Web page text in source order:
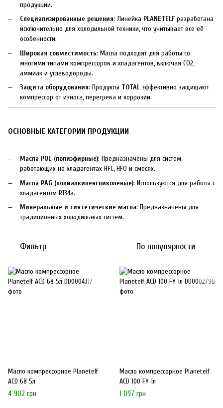
продукции.
Специализированные решения: Линейка PLANETELFразработана
исключительно для холодильной техники, что учитывает все её
особенности.
Широкая совместимость: Масла подходят для работы со
многими типами компрессоров и хладагентов, включая CO2,
аммиак и углеводороды.
Защита оборудования: Продукты TOTALэффективно защищают
компрессор от износа, перегрева и коррозии.
ОСНОВНЫЕ КАТЕГОРИИ ПРОДУКЦИИ
Масла POE (полиэфирные): Предназначены для систем,
работающих на хладагентах HFC, HFO и смесях.
Масла PAG (полиалкиленгликолевые): Используются для работы с
хладагентом R134a.
Минеральные и синтетические масла: Предназначены для
традиционных холодильных систем.
Фильтр По популярности
Масло компрессорное Planetelf
ACD 68 5л
4 902 грн
Масло компрессорное Planetelf
ACD 100 FY 1л
1 097 грн